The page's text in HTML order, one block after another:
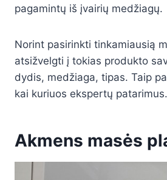
pagamintų iš įvairių medžiagų.
Norint pasirinkti tinkamiausią
atsižvelgti į tokias produkto
dydis, medžiaga, tipas. Taip
kai kuriuos ekspertų patarimus.
Akmens masės